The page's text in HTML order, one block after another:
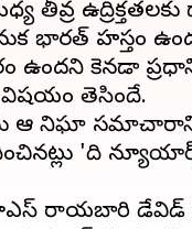
తీవ్ర
భారత్ హస్తం
కెనడా
తెలిసిందే.
ఆ నిఘా
'ది
రాయబారి డేవిడ్